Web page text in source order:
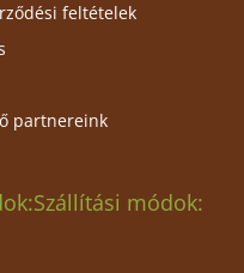
feltételek
partnereink
Szállítási módok: